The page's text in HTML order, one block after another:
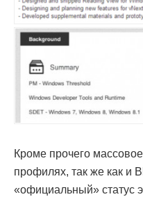
Кроме прочего
профилях, так же как и
«официальный» статус